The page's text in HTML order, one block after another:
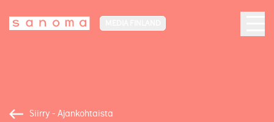
Siirry - Ajankohtaista